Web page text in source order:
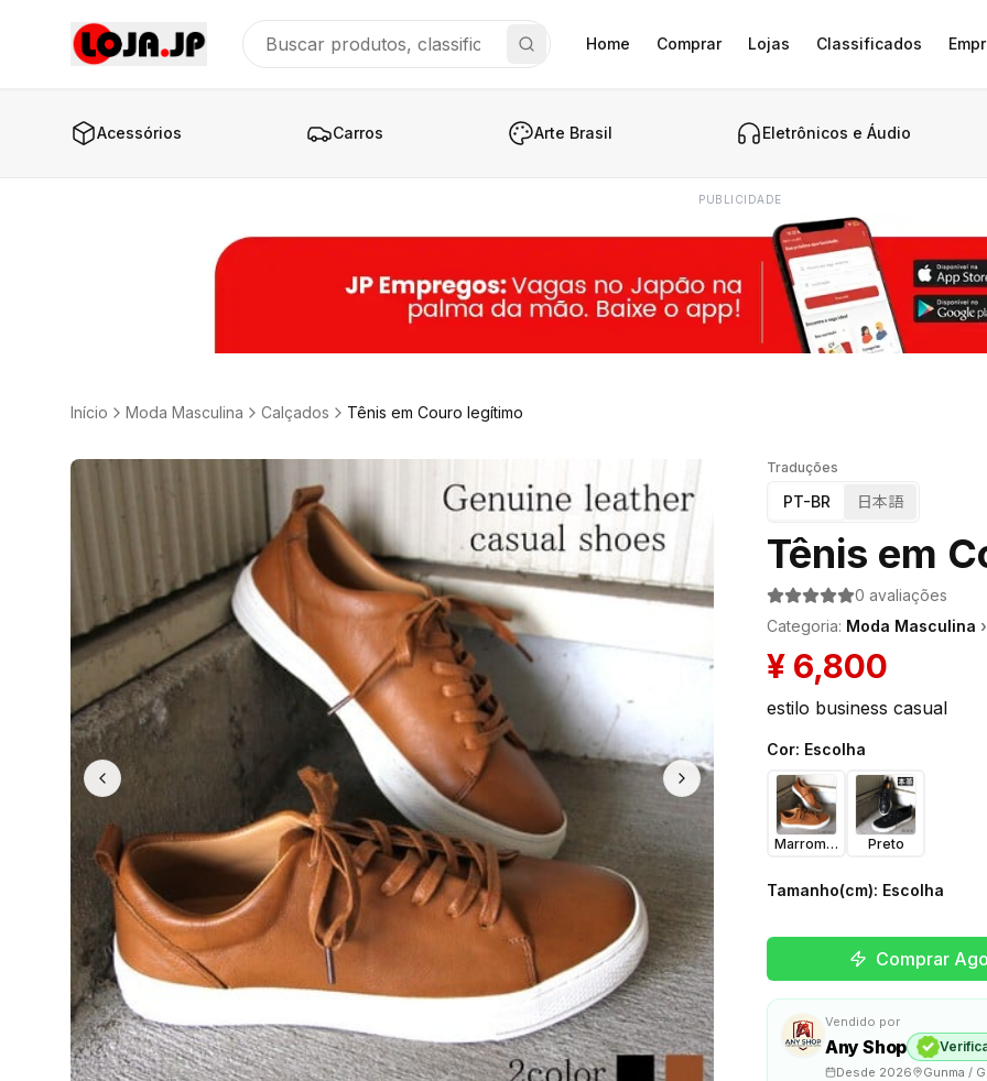
Home Comprar Lojas Classificados
Acessórios Carros Arte Brasil Eletrônicos e Áudio
PUBLICIDADE
Início Moda Masculina Calçados Tênis em Couro legítimo
Traduções
PT-BR 日本語
Tênis em
0 avaliações
Categoria: Moda Masculina ›
¥ 6,800
estilo business casual
Cor: Escolha
Marrom Claro Preto
Tamanho(cm): Escolha
Comprar
Vendido por
Any Shop
Desde 2026
Gunma /